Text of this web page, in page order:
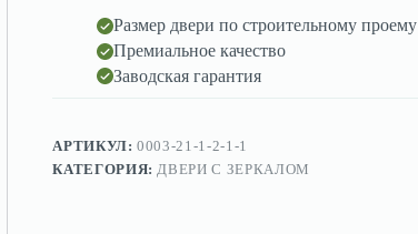
Размер двери по строительному
Премиальное качество
Заводская гарантия
АРТИКУЛ:0003-21-1-2-1-1
КАТЕГОРИЯ: ДВЕРИ С ЗЕРКАЛОМ